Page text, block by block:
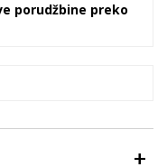
porudžbine preko